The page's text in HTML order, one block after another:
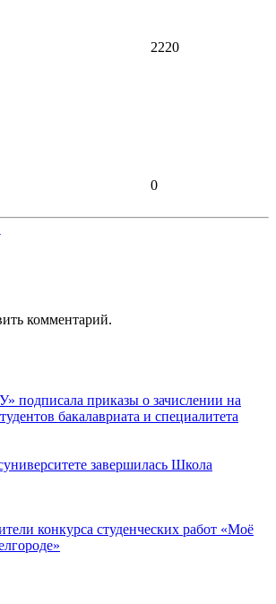
2220
0
комментарий.
подписала приказы о зачислении на
бакалавриата и специалитета
завершилась Школа
конкурса студенческих работ «Моё